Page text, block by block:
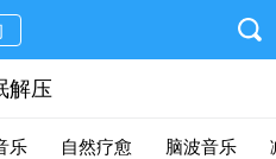
解压
乐 自然疗愈 脑波音乐